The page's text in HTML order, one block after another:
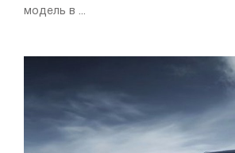
модель в ...